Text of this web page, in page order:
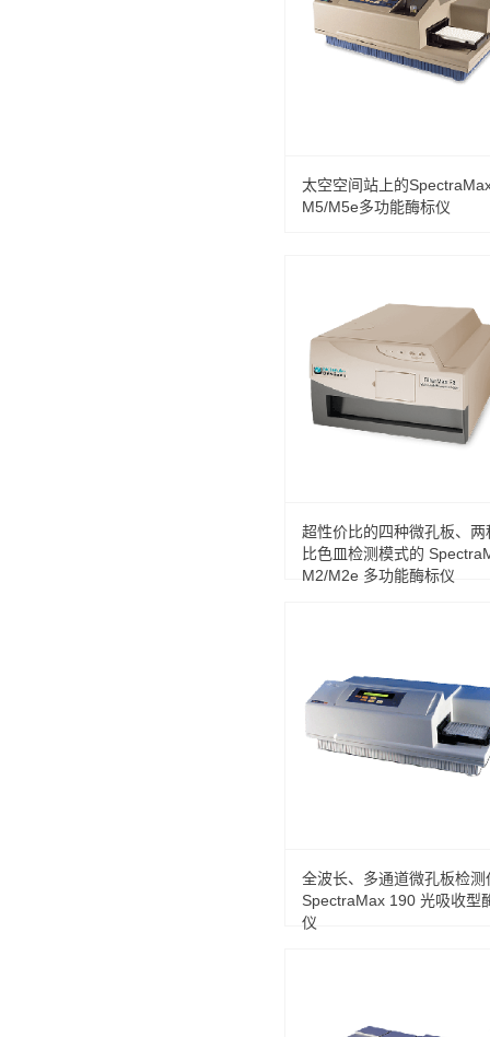
太空空间站上的
M5/M5e多功能酶标仪
超性价比的四种微孔板、两
比色皿检测模式的
M2/M2e 多功能酶标仪
全波长、多通道微孔板检测
SpectraMax 190 光吸收型
仪